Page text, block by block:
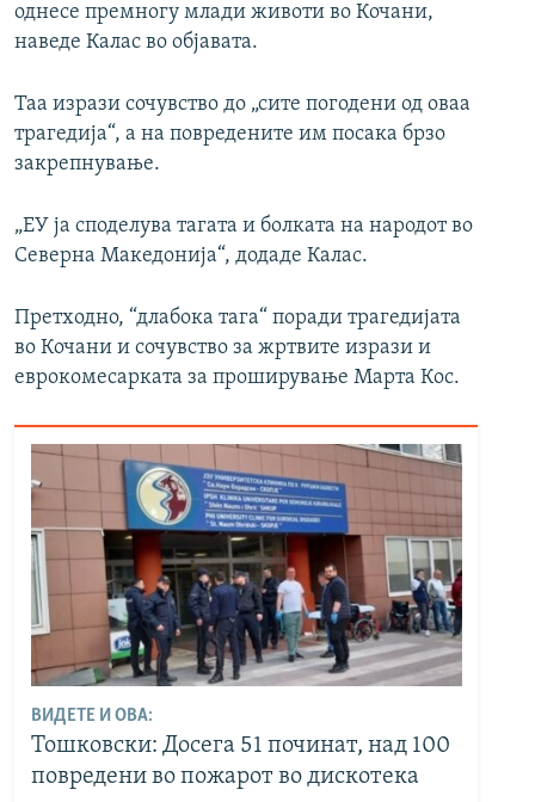
однесе премногу млади животи во Кочани,
наведе Калас во објавата.
Таа изрази сочувство до „сите погодени од оваа
трагедија“, а на повредените им посака брзо
закрепнување.
„ЕУ ја споделува тагата и болката на народот во
Северна Македонија“, додаде Калас.
Претходно, “длабока тага“ поради трагедијата
во Кочани и сочувство за жртвите изрази и
еврокомесарката за проширување Марта Кос.
ВИДЕТЕ И ОВА:
Тошковски: Досега 51 починат, над 100
повредени во пожарот во дискотека